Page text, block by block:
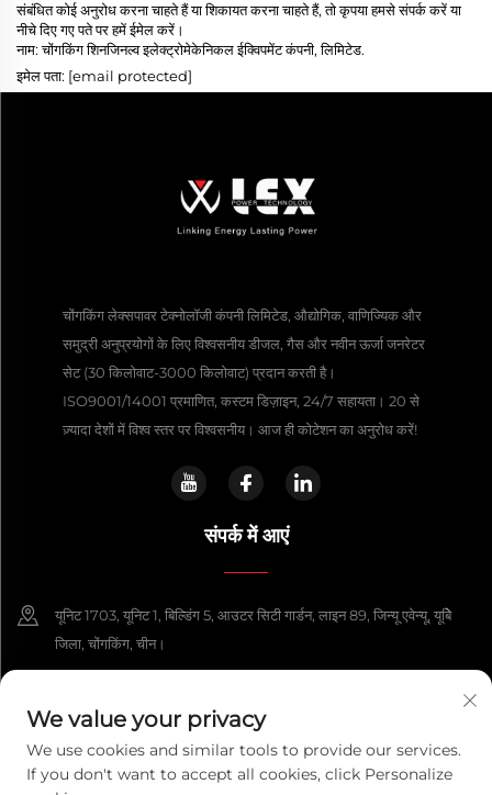
संबंधित कोई अनुरोध करना चाहते हैं या शिकायत करना चाहते हैं, तो कृपया हमसे संपर्क करें या
नीचे दिए गए पते पर हमें ईमेल करें।
नाम: चोंगकिंग शिनजिनल्व इलेक्ट्रोमेकेनिकल ईक्विपमेंट कंपनी, लिमिटेड.
इमेल पता: [email protected]
चोंगकिंग लेक्सपावर टेक्नोलॉजी कंपनी लिमिटेड, औद्योगिक, वाणिज्यिक और
समुद्री अनुप्रयोगों के लिए विश्वसनीय डीजल, गैस और नवीन ऊर्जा जनरेटर
सेट (30 किलोवाट-3000 किलोवाट) प्रदान करती है।
ISO9001/14001 प्रमाणित, कस्टम डिज़ाइन, 24/7 सहायता। 20 से
ज़्यादा देशों में विश्व स्तर पर विश्वसनीय। आज ही कोटेशन का अनुरोध करें!
संपर्क में आएं
यूनिट 1703, यूनिट 1, बिल्डिंग 5, आउटर सिटी गार्डन, लाइन 89, जिन्यू एवेन्यू, यूबेि
जिला, चोंगकिंग, चीन।
[email protected]
We value your privacy
We use cookies and similar tools to provide our services.
If you don't want to accept all cookies, click Personalize